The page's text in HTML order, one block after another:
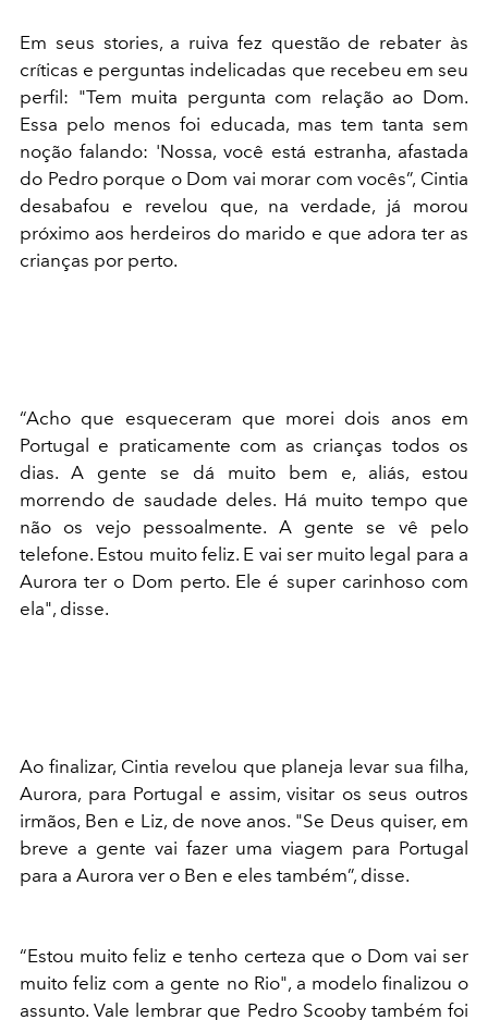
Em seus stories, a ruiva fez questão de rebater às
críticas e perguntas indelicadas que recebeu em seu
perfil: "Tem muita pergunta com relação ao Dom.
Essa pelo menos foi educada, mas tem tanta sem
noção falando: 'Nossa, você está estranha, afastada
do Pedro porque o Dom vai morar com vocês”, Cintia
desabafou e revelou que, na verdade, já morou
próximo aos herdeiros do marido e que adora ter as
crianças por perto.
“Acho que esqueceram que morei dois anos em
Portugal e praticamente com as crianças todos os
dias. A gente se dá muito bem e, aliás, estou
morrendo de saudade deles. Há muito tempo que
não os vejo pessoalmente. A gente se vê pelo
telefone. Estou muito feliz. E vai ser muito legal para a
Aurora ter o Dom perto. Ele é super carinhoso com
ela", disse.
Ao finalizar, Cintia revelou que planeja levar sua filha,
Aurora, para Portugal e assim, visitar os seus outros
irmãos, Ben e Liz, de nove anos. "Se Deus quiser, em
breve a gente vai fazer uma viagem para Portugal
para a Aurora ver o Ben e eles também”, disse.
“Estou muito feliz e tenho certeza que o Dom vai ser
muito feliz com a gente no Rio", a modelo finalizou o
assunto. Vale lembrar que Pedro Scooby também foi